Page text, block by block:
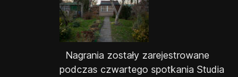
Nagrania zostały zarejestrowane
podczas czwartego spotkania Studia